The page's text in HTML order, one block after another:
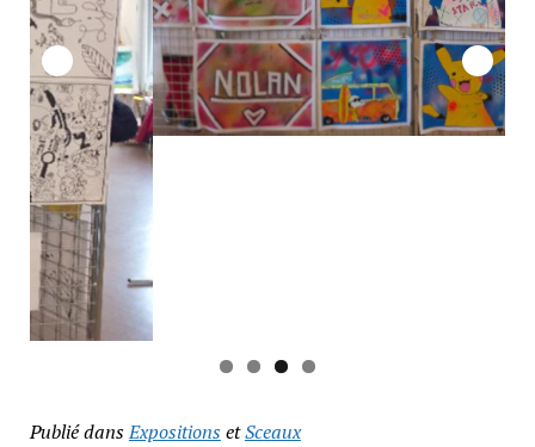
Publié dansExpositionsetSceaux